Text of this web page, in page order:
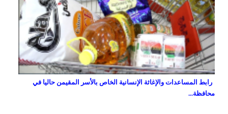
رابط المساعدات والإغاثة الإنسانية الخاص بالأسر المقيمن حاليا في
محافظة...